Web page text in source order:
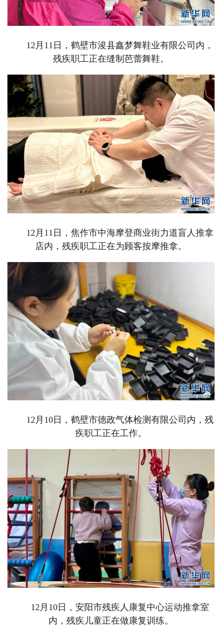
12月11日，鹤壁市浚县鑫梦舞鞋业有限公司内，
残疾职工正在缝制芭蕾舞鞋。
12月11日，焦作市中海摩登商业街力道盲人推拿
店内，残疾职工正在为顾客按摩推拿。
12月10日，鹤壁市德政气体检测有限公司内，残
疾职工正在工作。
12月10日，安阳市残疾人康复中心运动推拿室
内，残疾儿童正在做康复训练。